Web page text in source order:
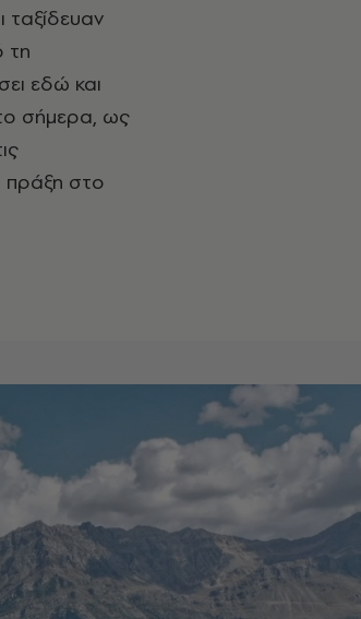
ταξίδευαν
τη
εδώ και
σήμερα, ως
πράξη στο